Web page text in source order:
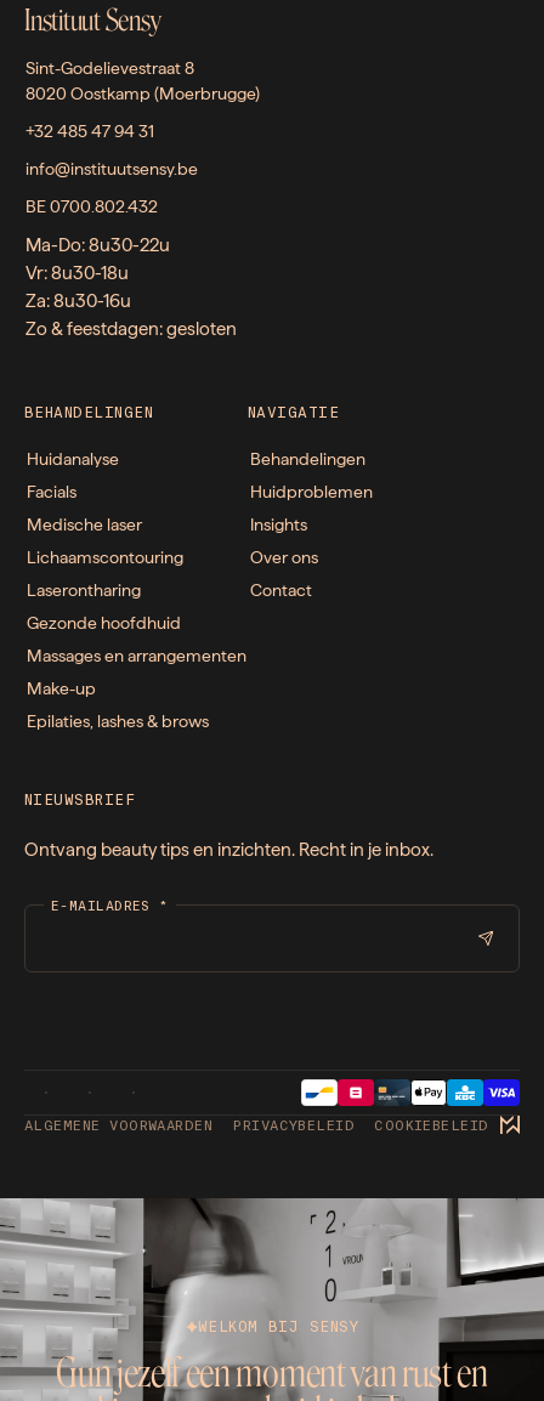
Instituut Sensy
Sint-Godelievestraat 8
8020 Oostkamp (Moerbrugge)
+32 485 47 94 31
info@instituutsensy.be
BE 0700.802.432
Ma-Do: 8u30-22u
Vr: 8u30-18u
Za: 8u30-16u
Zo & feestdagen: gesloten
BEHANDELINGEN
Huidanalyse
Facials
Medische laser
Lichaamscontouring
Laserontharing
Gezonde hoofdhuid
Massages en arrangementen
Make-up
Epilaties, lashes & brows
NAVIGATIE
Behandelingen
Huidproblemen
Insights
Over ons
Contact
NIEUWSBRIEF
Ontvang beauty tips en inzichten. Recht in je inbox.
E-MAILADRES *
ALGEMENE VOORWAARDEN PRIVACYBELEID COOKIEBELEID
WELKOM BIJ SENSY
Gun jezelf een moment van rust en